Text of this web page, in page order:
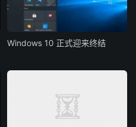
Windows 10 正式迎来终结